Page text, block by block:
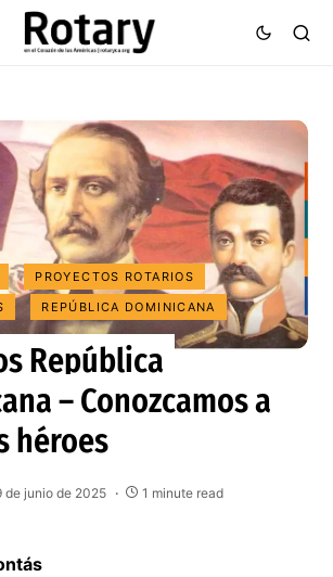
PROYECTOS ROTARIOS
REPÚBLICA DOMINICANA
República
– Conozcamos a
héroes
de junio de 2025 1 minute read